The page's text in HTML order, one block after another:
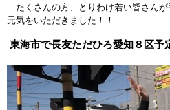
たくさんの方、とりわけ若い皆さんが
元気をいただきました！！
東海市で長友ただひろ愛知８区予